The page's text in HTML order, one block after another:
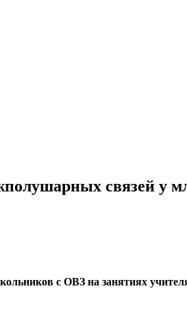
связей у
с ОВЗ на занятиях